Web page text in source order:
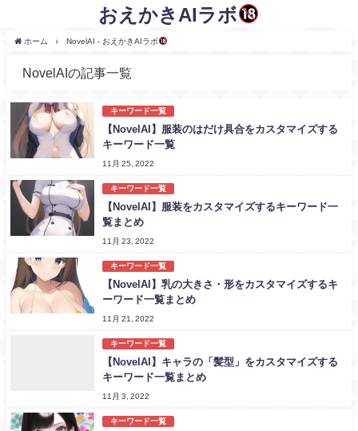
おえかきAIラボ
ホーム NovelAI - おえかきAIラボ
NovelAIの記事一覧
キーワード一覧
【NovelAI】服装のはだけ具合をカスタマイズする
キーワード一覧
11月 25, 2022
キーワード一覧
【NovelAI】服装をカスタマイズするキーワード一
覧まとめ
11月 23, 2022
キーワード一覧
【NovelAI】乳の大きさ・形をカスタマイズするキ
ーワード一覧まとめ
11月 21, 2022
キーワード一覧
【NovelAI】キャラの「髪型」をカスタマイズする
キーワード一覧まとめ
11月 3, 2022
キーワード一覧